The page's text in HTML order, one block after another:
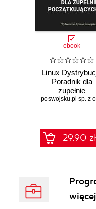
ebook
Linux
Poradnik dla
zupełnie
poswojsku.pl sp. z
29.90 zł